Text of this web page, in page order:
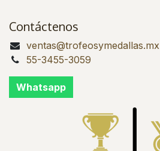
Contáctenos
ventas@trofeosymedallas.mx
55-3455-3059
Whatsapp